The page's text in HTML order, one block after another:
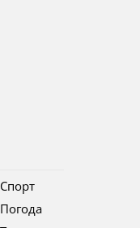
Спорт
Погода